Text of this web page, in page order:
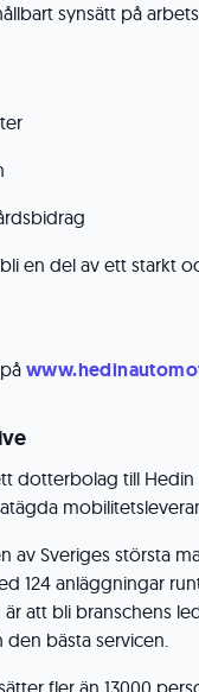
synsätt på
en del av ett starkt
dotterbolag till
av Sveriges största
124 anläggningar
är att bli branschens
bästa servicen.
fler än 13000